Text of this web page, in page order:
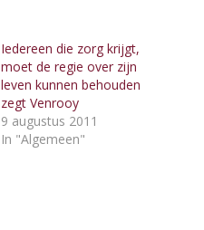
Iedereen die zorg krijgt,
moet de regie over zijn
leven kunnen behouden
zegt Venrooy
9 augustus 2011
In "Algemeen"